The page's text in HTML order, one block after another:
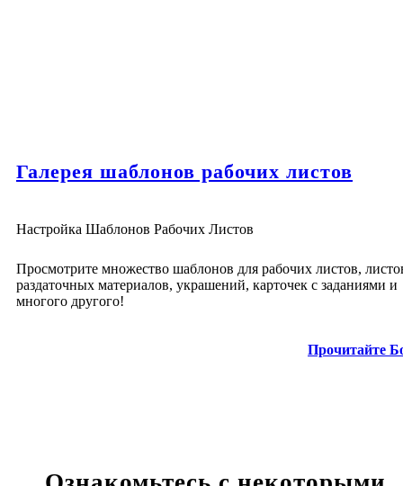
Галерея шаблонов рабочих листов
Настройка Шаблонов Рабочих Листов
Просмотрите множество шаблонов для рабочих листов,
раздаточных материалов, украшений, карточек с заданиями и
многого другого!
Прочитайте